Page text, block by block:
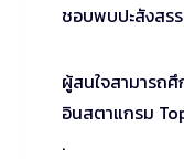
ชอบพบปะสังสร
ผู้สนใจสามารถ
อินสตาแกรม
.